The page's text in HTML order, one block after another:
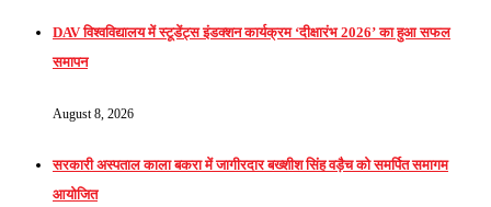
DAV विश्वविद्यालय में स्टूडेंट्स इंडक्शन कार्यक्रम ‘दीक्षारंभ 2026’ का हुआ सफल
समापन
August 8, 2026
सरकारी अस्पताल काला बकरा में जागीरदार बख्शीश सिंह वड़ैच को समर्पित समागम
आयोजित